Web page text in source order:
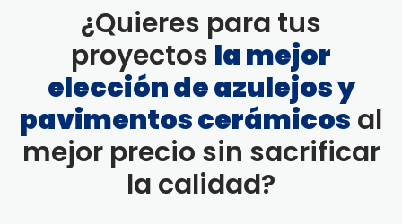
¿Quieres para tus
proyectos la mejor
elección de azulejos y
pavimentos cerámicos al
mejor precio sin sacrificar
la calidad?